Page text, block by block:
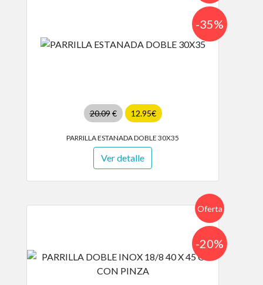
20.09€ 12.95€
-35%
PARRILLA ESTANADA DOBLE 30X35
Ver detalle
Oferta
-20%